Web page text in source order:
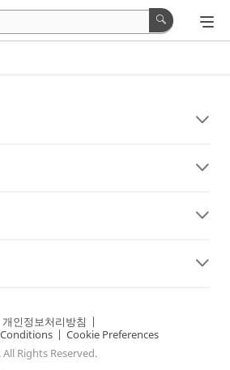
개인정보처리방침 |
| Cookie Preferences
Rights Reserved.